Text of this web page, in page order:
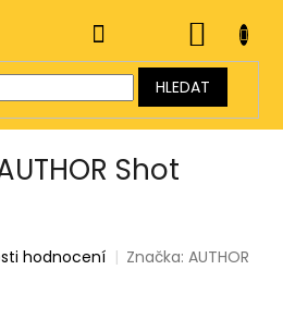
HLEDAT
KOŠÍK
Shot
hodnocení Značka:AUTHOR